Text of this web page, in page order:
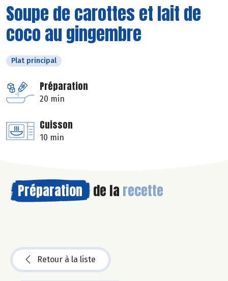
Soupe de carottes et lait de
coco au gingembre
Plat principal
Préparation
20 min
Cuisson
10 min
Préparation de la recette
Retour à la liste